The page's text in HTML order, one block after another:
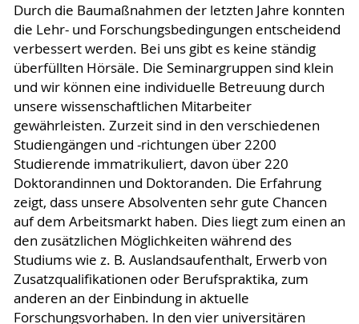
Durch die Baumaßnahmen der letzten Jahre konnten
die Lehr- und Forschungsbedingungen entscheidend
verbessert werden. Bei uns gibt es keine ständig
überfüllten Hörsäle. Die Seminargruppen sind klein
und wir können eine individuelle Betreuung durch
unsere wissenschaftlichen Mitarbeiter
gewährleisten. Zurzeit sind in den verschiedenen
Studiengängen und -richtungen über 2200
Studierende immatrikuliert, davon über 220
Doktorandinnen und Doktoranden. Die Erfahrung
zeigt, dass unsere Absolventen sehr gute Chancen
auf dem Arbeitsmarkt haben. Dies liegt zum einen an
den zusätzlichen Möglichkeiten während des
Studiums wie z. B. Auslandsaufenthalt, Erwerb von
Zusatzqualifikationen oder Berufspraktika, zum
anderen an der Einbindung in aktuelle
Forschungsvorhaben. In den vier universitären